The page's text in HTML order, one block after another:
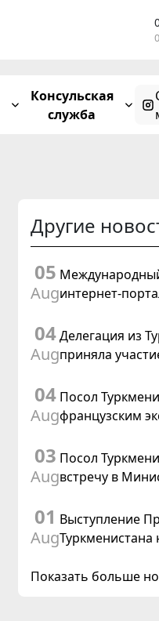
Консульская
служба
Другие
05
Augинтернет-
подготовки и
заседания Халк
04
Aug
Делегация из
приняла
цифровому
Исламабаде
04
Aug
Посол
французским
03
Aug
Посол
встречу в
01
Aug
Выступление
государств
Показать больше